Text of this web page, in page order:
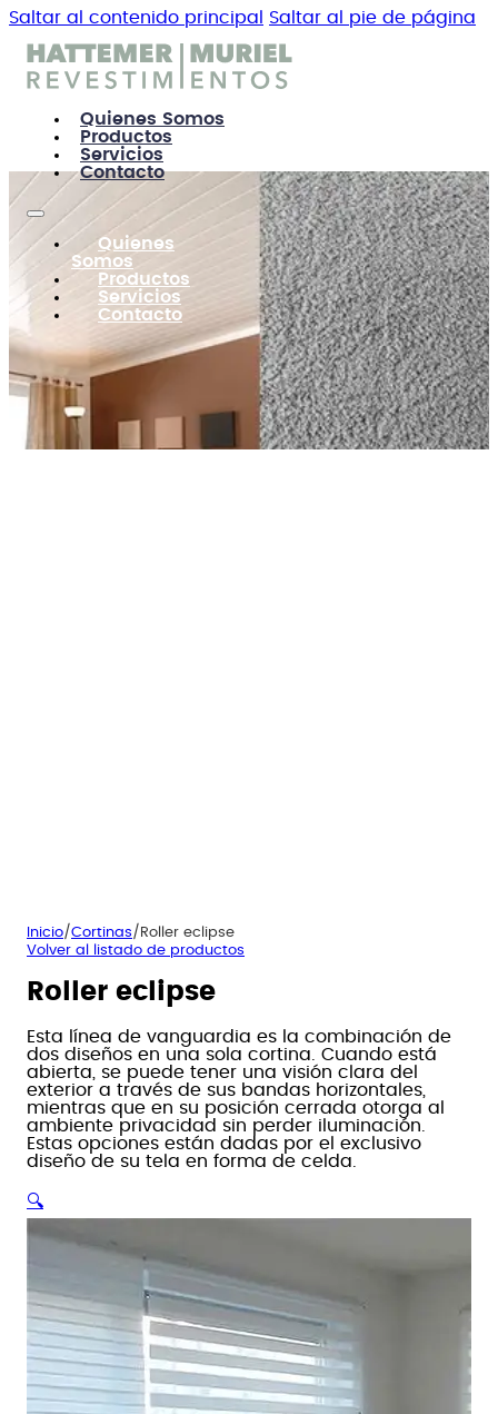
Saltar al contenido principal Saltar al pie de página
Quienes Somos
Productos
Servicios
Contacto
Quienes
Somos
Productos
Servicios
Contacto
Inicio/Cortinas / Roller eclipse
Volver al listado de productos
Roller eclipse
Esta línea de vanguardia es la combinación de
dos diseños en una sola cortina. Cuando está
abierta, se puede tener una visión clara del
exterior a través de sus bandas horizontales,
mientras que en su posición cerrada otorga al
ambiente privacidad sin perder iluminación.
Estas opciones están dadas por el exclusivo
diseño de su tela en forma de celda.
🔍